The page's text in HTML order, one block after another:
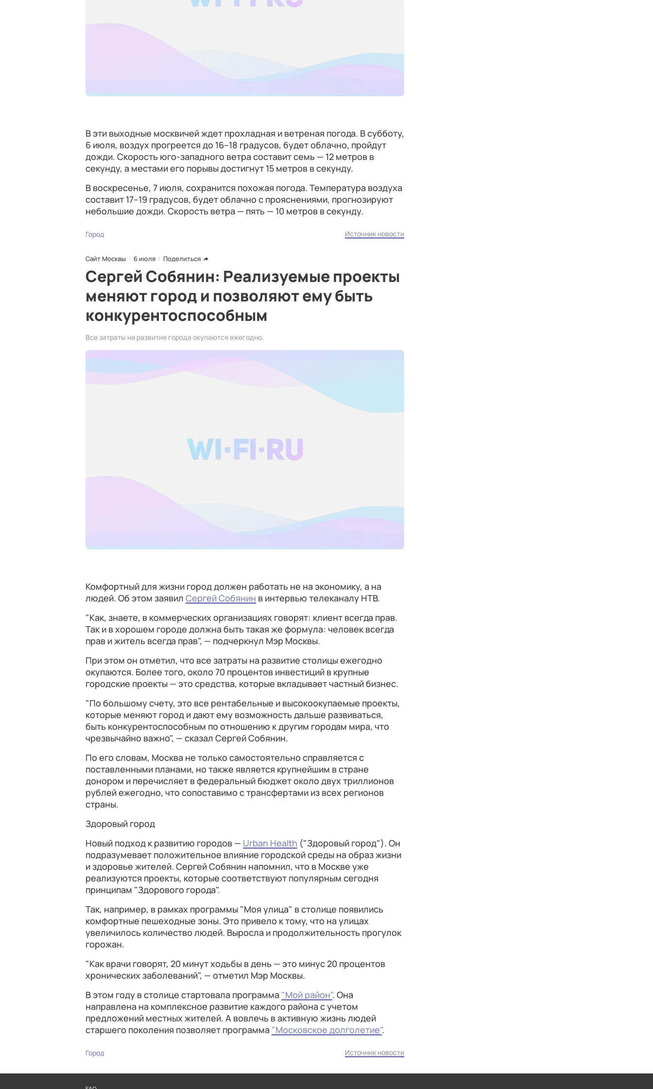
В эти выходные москвичей ждет прохладная и ветреная погода. В субботу,
6 июля, воздух прогреется до 16–18 градусов, будет облачно, пройдут
дожди. Скорость юго-западного ветра составит семь — 12 метров в
секунду, а местами его порывы достигнут 15 метров в секунду.
В воскресенье, 7 июля, сохранится похожая погода. Температура воздуха
составит 17–19 градусов, будет облачно с прояснениями, прогнозируют
небольшие дожди. Скорость ветра — пять — 10 метров в секунду.
Город Источник новости
Сайт Москвы 6 июля Поделиться
Сергей Собянин: Реализуемые проекты
меняют город и позволяют ему быть
конкурентоспособным
Все затраты на развитие города окупаются ежегодно.
Комфортный для жизни город должен работать не на экономику, а на
людей. Об этом заявил Сергей Собянин в интервью телеканалу НТВ.
"Как, знаете, в коммерческих организациях говорят: клиент всегда прав.
Так и в хорошем городе должна быть такая же формула: человек всегда
прав и житель всегда прав", — подчеркнул Мэр Москвы.
При этом он отметил, что все затраты на развитие столицы ежегодно
окупаются. Более того, около 70 процентов инвестиций в крупные
городские проекты — это средства, которые вкладывает частный бизнес.
"По большому счету, это все рентабельные и высокоокупаемые проекты,
которые меняют город и дают ему возможность дальше развиваться,
быть конкурентоспособным по отношению к другим городам мира, что
чрезвычайно важно", — сказал Сергей Собянин.
По его словам, Москва не только самостоятельно справляется с
поставленными планами, но также является крупнейшим в стране
донором и перечисляет в федеральный бюджет около двух триллионов
рублей ежегодно, что сопоставимо с трансфертами из всех регионов
страны.
Здоровый город
Новый подход к развитию городов — Urban Health ("Здоровый город"). Он
подразумевает положительное влияние городской среды на образ жизни
и здоровье жителей. Сергей Собянин напомнил, что в Москве уже
реализуются проекты, которые соответствуют популярным сегодня
принципам "Здорового города".
Так, например, в рамках программы "Моя улица" в столице появились
комфортные пешеходные зоны. Это привело к тому, что на улицах
увеличилось количество людей. Выросла и продолжительность прогулок
горожан.
"Как врачи говорят, 20 минут ходьбы в день — это минус 20 процентов
хронических заболеваний", — отметил Мэр Москвы.
В этом году в столице стартовала программа "Мой район". Она
направлена на комплексное развитие каждого района с учетом
предложений местных жителей. А вовлечь в активную жизнь людей
старшего поколения позволяет программа "Московское долголетие".
Город Источник новости